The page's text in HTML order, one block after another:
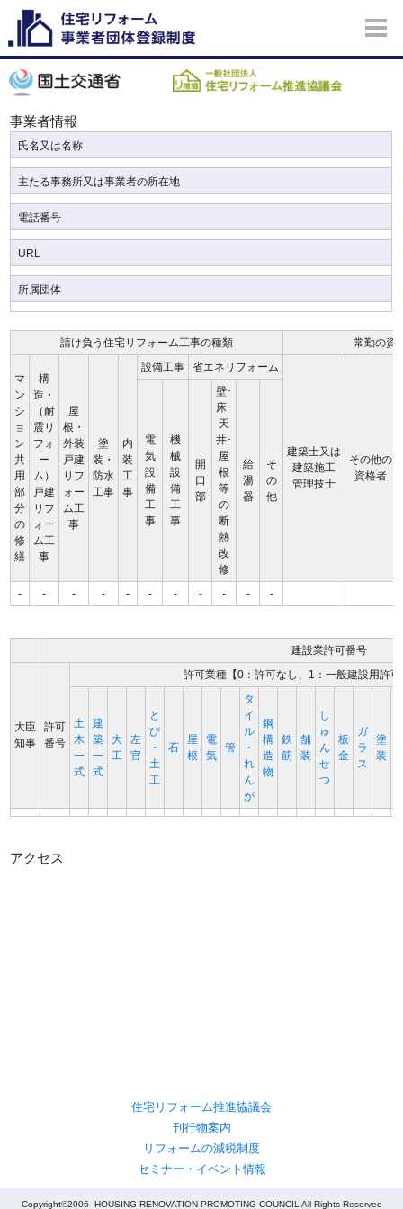
事業者情報
氏名又は名称
主たる事務所又は事業者の所在地
電話番号
URL
所属団体
請け負う住宅リフォーム工事の種類 常勤の資
マ
ン
シ
ョ
ン
共
用
部
分
の
修
繕
構
造・
（耐
震リ
フォ
ー
ム）
戸建
リフ
ォー
ム工
事
屋
根・
外装
戸建
リフ
ォー
ム工
事
塗
装・
防水
工事
内
装
工
事
設備工事 省エネリフォーム
建築士又は
建築施工
管理技士
その他の
資格者
電
気
設
備
工
事
機
械
設
備
工
事
開
口
部
壁･
床･
天
井･
屋
根
等
の
断
熱
改
修
給
湯
器
そ
の
他
- - - - - - - - - - -
建設業許可番号
大臣
知事
許可
番号
許可業種【0：許可なし、1：一般建設用許
土
木
一
式
建
築
一
式
大
工
左
官
と
び
･
土
工
石
屋
根
電
気
管
タ
イ
ル
･
れ
ん
が
鋼
構
造
物
鉄
筋
舗
装
し
ゅ
ん
せ
つ
板
金
ガ
ラ
ス
塗
装
アクセス
住宅リフォーム推進協議会
刊行物案内
リフォームの減税制度
セミナー・イベント情報
Copyright©2006- HOUSING RENOVATION PROMOTING COUNCIL All Rights Reserved